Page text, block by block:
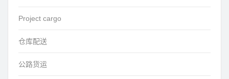
Project cargo
仓库配送
公路货运